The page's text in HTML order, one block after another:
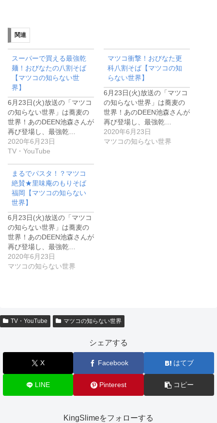
関連
スーパーで買える最強乾
麺！おびなたの八割そば
【マツコの知らない世
界】
6月23日(火)放送の「マツコ
の知らない世界」は蕎麦の
世界！あのDEEN池森さんが
再び登場し、最強乾…
2020年6月23日
TV・YouTube
マツコ衝撃！おびなた更
科八割そば【マツコの知
らない世界】
6月23日(火)放送の「マツコ
の知らない世界」は蕎麦の
世界！あのDEEN池森さんが
再び登場し、最強乾…
2020年6月23日
マツコの知らない世界
まるでパスタ！？マツコ
絶賛★里味庵のもりそば
福岡【マツコの知らない
世界】
6月23日(火)放送の「マツコ
の知らない世界」は蕎麦の
世界！あのDEEN池森さんが
再び登場し、最強乾…
2020年6月23日
マツコの知らない世界
TV・YouTube マツコの知らない世界
シェアする
X Facebook はてブ
LINE Pinterest コピー
KingSlimeをフォローする